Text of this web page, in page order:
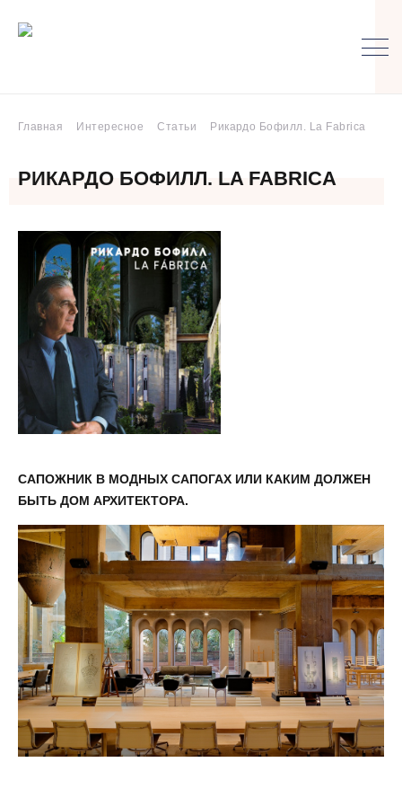
Главная Интересное Статьи Рикардо Бофилл. La Fabrica
РИКАРДО БОФИЛЛ. LA FABRICA
САПОЖНИК В МОДНЫХ САПОГАХ ИЛИ КАКИМ ДОЛЖЕН
БЫТЬ ДОМ АРХИТЕКТОРА.